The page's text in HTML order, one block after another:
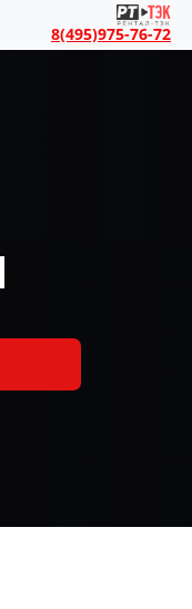
8(495)975-76-72